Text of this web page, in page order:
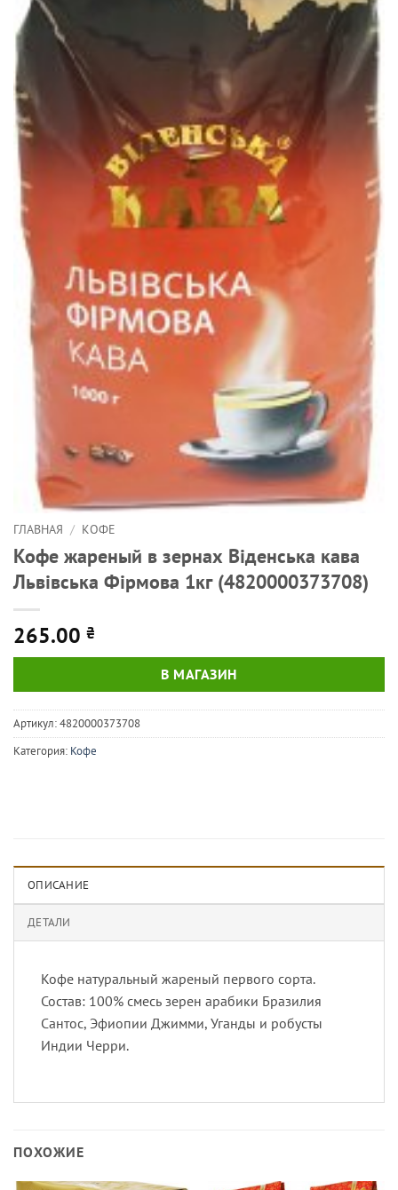
ГЛАВНАЯ / КОФЕ
Кофе жареный в зернах Віденська кава
Львівська Фірмова 1кг (4820000373708)
265.00 ₴
В МАГАЗИН
Артикул:4820000373708
Категория: Кофе
ОПИСАНИЕ
ДЕТАЛИ
Кофе натуральный жареный первого сорта.
Состав: 100% смесь зерен арабики Бразилия
Сантос, Эфиопии Джимми, Уганды и робусты
Индии Черри.
ПОХОЖИЕ